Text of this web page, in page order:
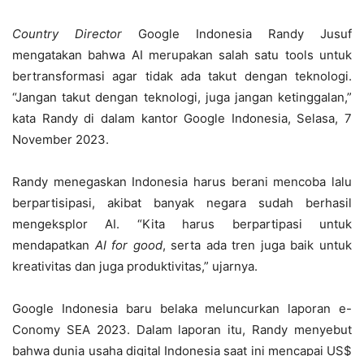
Country Director Google Indonesia Randy Jusuf
mengatakan bahwa AI merupakan salah satu tools untuk
bertransformasi agar tidak ada takut dengan teknologi.
“Jangan takut dengan teknologi, juga jangan ketinggalan,”
kata Randy di dalam kantor Google Indonesia, Selasa, 7
November 2023.
Randy menegaskan Indonesia harus berani mencoba lalu
berpartisipasi, akibat banyak negara sudah berhasil
mengeksplor AI. “Kita harus berpartipasi untuk
mendapatkan AI for good, serta ada tren juga baik untuk
kreativitas dan juga produktivitas,” ujarnya.
Google Indonesia baru belaka meluncurkan laporan e-
Conomy SEA 2023. Dalam laporan itu, Randy menyebut
bahwa dunia usaha digital Indonesia saat ini mencapai US$